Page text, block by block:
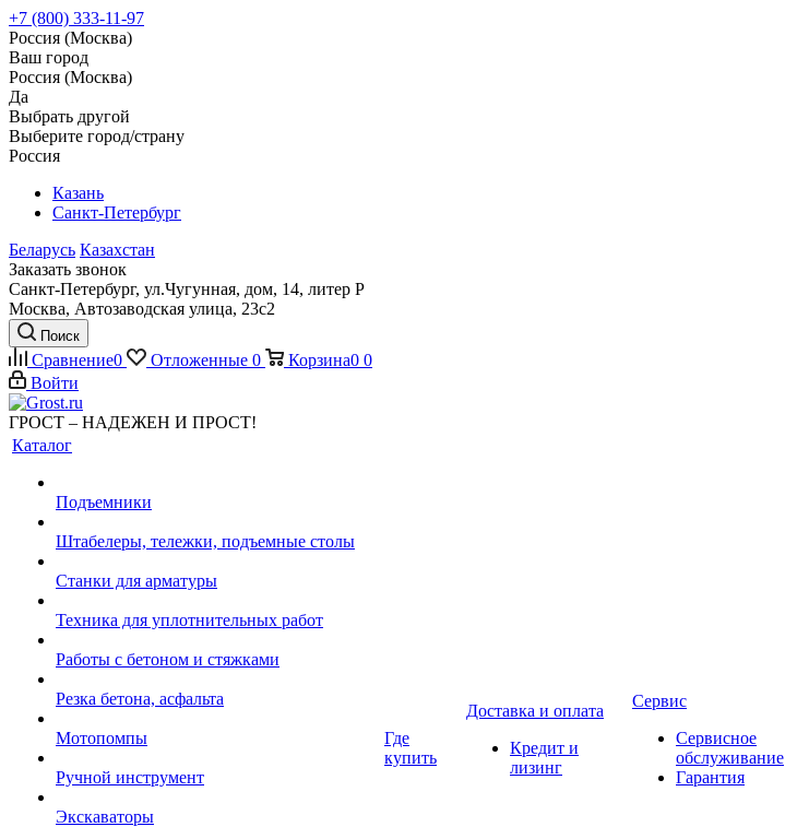
+7 (800) 333-11-97
Россия (Москва)
Ваш город
Россия (Москва)
Да
Выбрать другой
Выберите город/страну
Россия
Казань
Санкт-Петербург
Беларусь Казахстан
Заказать звонок
Санкт-Петербург, ул.Чугунная, дом, 14, литер Р
Москва, Автозаводская улица, 23с2
Поиск
Сравнение0 Отложенные 0 Корзина0 0
Войти
ГРОСТ – НАДЕЖЕН И ПРОСТ!
Каталог
Подъемники
Штабелеры, тележки, подъемные столы
Станки для арматуры
Техника для уплотнительных работ
Работы с бетоном и стяжками
Резка бетона, асфальта
Мотопомпы
Ручной инструмент
Экскаваторы
Где
купить
Доставка и оплата
Кредит и
лизинг
Сервис
Сервисное
обслуживание
Гарантия